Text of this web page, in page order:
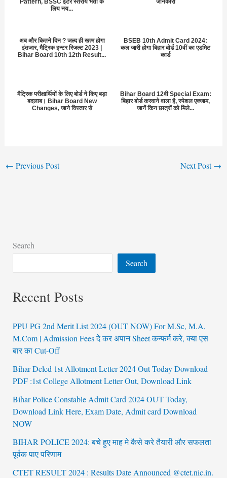
लिय नय...
अब और कितने दिन ? जल्द ही खत्म होगा
इंतजार, मैट्रिक इन्टर रिजल्ट 2023 |
Bihar Board 10th 12th Result...
BSEB 10th Admit Card 2024:
कल जारी होगा बिहार बोर्ड 10वीं का एडमिट
कार्ड
मैट्रिक परीक्षार्थियों के लिए बोर्ड ने किए बड़ा
बदलाब। Bihar Board New
Changes, जाने विस्तार से
Bihar Board 12वी Special Exam:
बिहार बोर्ड करवाने वाला है, स्पेशल एक्जाम,
जानें किन छात्रों को मिले...
← Previous Post Next Post→
Search
Search
Recent Posts
PPU PG 2nd Merit List 2024 (OUT NOW) For M.Sc, M.A,
M.Com | Admission Fees दे कर अपान Sheet कन्फर्म करे, क्या एस
बार का Cut-Off
Bihar Deled 1st Allotment Letter 2024 Out Today Download
PDF :1st College Allotment Letter Out, Download Link
Bihar Police Constable Admit Card 2024 OUT Today,
Download Link Here, Exam Date, Admit card Download
NOW
BIHAR POLICE 2024: बचे हुए माह मे कैसे करे तैयारी और सफलता
पूर्वक पाए परिणाम
CTET RESULT 2024 : Results Date Announced @ctet.nic.in.